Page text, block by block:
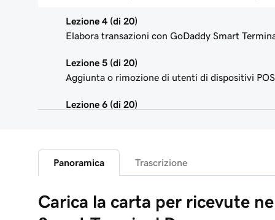
Lezione 4 (di 20)
Elabora transazioni con GoDaddy Smart
Lezione 5 (di 20)
Aggiunta o rimozione di utenti di dispositivi POS
Lezione 6 (di 20)
Personalizza le ricevute del mio negozio
Registrazione della panoramica dell'app
Panoramica Trascrizione
Carica la carta per ricevute